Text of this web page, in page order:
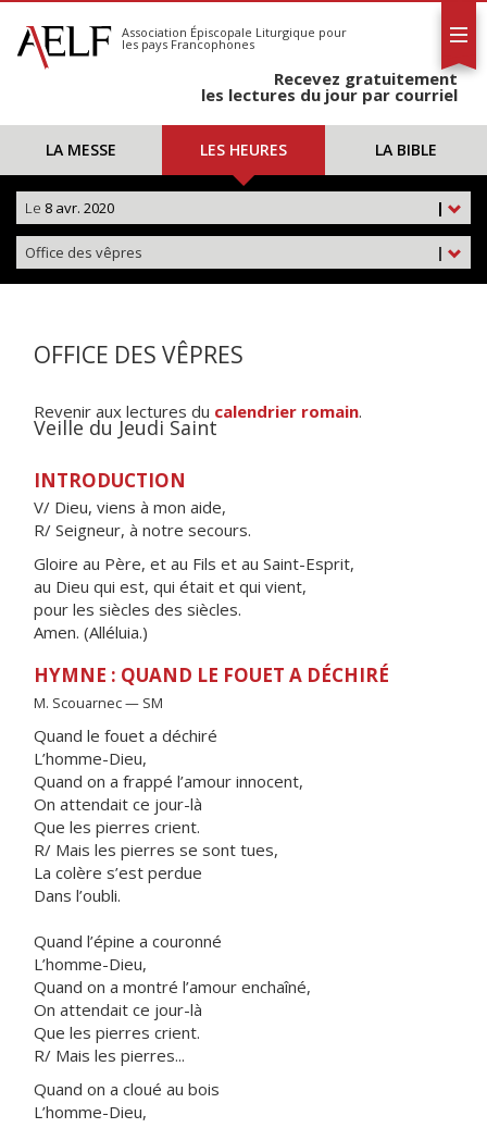
S'abonner
Calendrier
Association Épiscopale Liturgique pour
les pays Francophones
Recevez gratuitement
les lectures du jour par courriel
LA MESSE LES HEURES LA BIBLE
|
Le 8 avr. 2020
|
Office des vêpres
OFFICE DES VÊPRES
Revenir aux lectures du calendrier romain.
Veille du Jeudi Saint
INTRODUCTION
V/ Dieu, viens à mon aide,
R/ Seigneur, à notre secours.
Gloire au Père, et au Fils et au Saint-Esprit,
au Dieu qui est, qui était et qui vient,
pour les siècles des siècles.
Amen. (Alléluia.)
HYMNE : QUAND LE FOUET A DÉCHIRÉ
M. Scouarnec — SM
Quand le fouet a déchiré
L’homme-Dieu,
Quand on a frappé l’amour innocent,
On attendait ce jour-là
Que les pierres crient.
R/ Mais les pierres se sont tues,
La colère s’est perdue
Dans l’oubli.
Quand l’épine a couronné
L’homme-Dieu,
Quand on a montré l’amour enchaîné,
On attendait ce jour-là
Que les pierres crient.
R/ Mais les pierres...
Quand on a cloué au bois
L’homme-Dieu,